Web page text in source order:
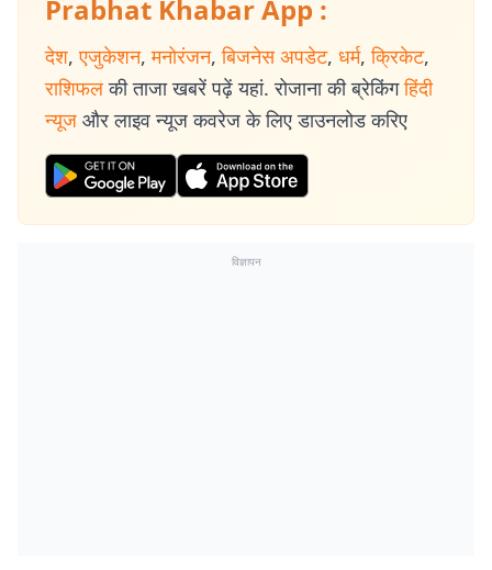
Prabhat Khabar App :
देश, एजुकेशन, मनोरंजन, बिजनेस अपडेट, धर्म, क्रिकेट,
राशिफल की ताजा खबरें पढ़ें यहां. रोजाना की ब्रेकिंग हिंदी
न्यूज और लाइव न्यूज कवरेज के लिए डाउनलोड करिए
विज्ञापन